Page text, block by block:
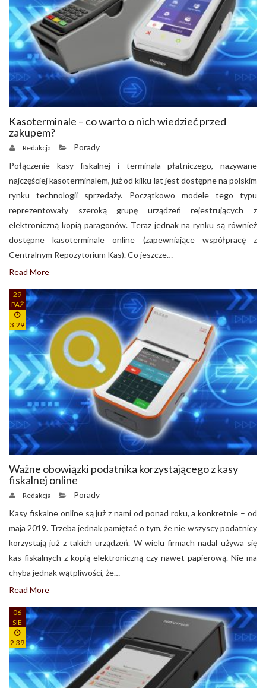
Kasoterminale – co warto o nich wiedzieć przed
zakupem?
Redakcja
Porady
Połączenie kasy fiskalnej i terminala płatniczego, nazywane
najczęściej kasoterminalem, już od kilku lat jest dostępne na polskim
rynku technologii sprzedaży. Początkowo modele tego typu
reprezentowały szeroką grupę urządzeń rejestrujących z
elektroniczną kopią paragonów. Teraz jednak na rynku są również
dostępne kasoterminale online (zapewniające współpracę z
Centralnym Repozytorium Kas). Co jeszcze…
Read More
29
PAŹ
3:29
Ważne obowiązki podatnika korzystającego z kasy
fiskalnej online
Redakcja
Porady
Kasy fiskalne online są już z nami od ponad roku, a konkretnie – od
maja 2019. Trzeba jednak pamiętać o tym, że nie wszyscy podatnicy
korzystają już z takich urządzeń. W wielu firmach nadal używa się
kas fiskalnych z kopią elektroniczną czy nawet papierową. Nie ma
chyba jednak wątpliwości, że…
Read More
06
SIE
2:39